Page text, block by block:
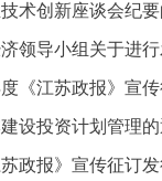
术创新座谈会纪
领导小组关于进
《江苏政报》宣
设投资计划管理
政报》宣传征订